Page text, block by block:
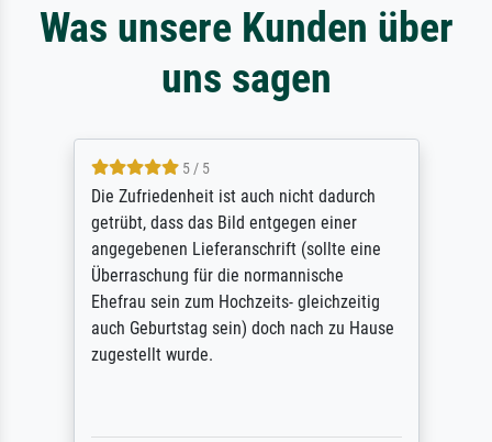
Was unsere Kunden über
uns sagen
5 / 5
Die Zufriedenheit ist auch nicht dadurch
getrübt, dass das Bild entgegen einer
angegebenen Lieferanschrift (sollte eine
Überraschung für die normannische
Ehefrau sein zum Hochzeits- gleichzeitig
auch Geburtstag sein) doch nach zu Hause
zugestellt wurde.